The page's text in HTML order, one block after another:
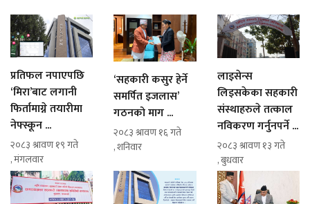
प्रतिफल नपाएपछि
‘मिरा’बाट लगानी
फिर्तामाग्ने तयारीमा
नेफ्स्कून ...
२०८३ श्रावण १९ गते
, मंगलवार
‘सहकारी कसुर हेर्ने
समर्पित इजलास’
गठनको माग ...
२०८३ श्रावण १६ गते
, शनिवार
लाइसेन्स
लिइसकेका सहकारी
संस्थाहरुले तत्काल
नविकरण गर्नुनपर्ने ...
२०८३ श्रावण १३ गते
, बुधवार